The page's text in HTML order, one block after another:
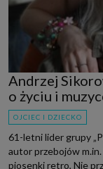
Andrzej
o życiu i
OJCIEC I DZIECKO
61-letni lider grupy
autor przebojów
piosenki retro, Nie